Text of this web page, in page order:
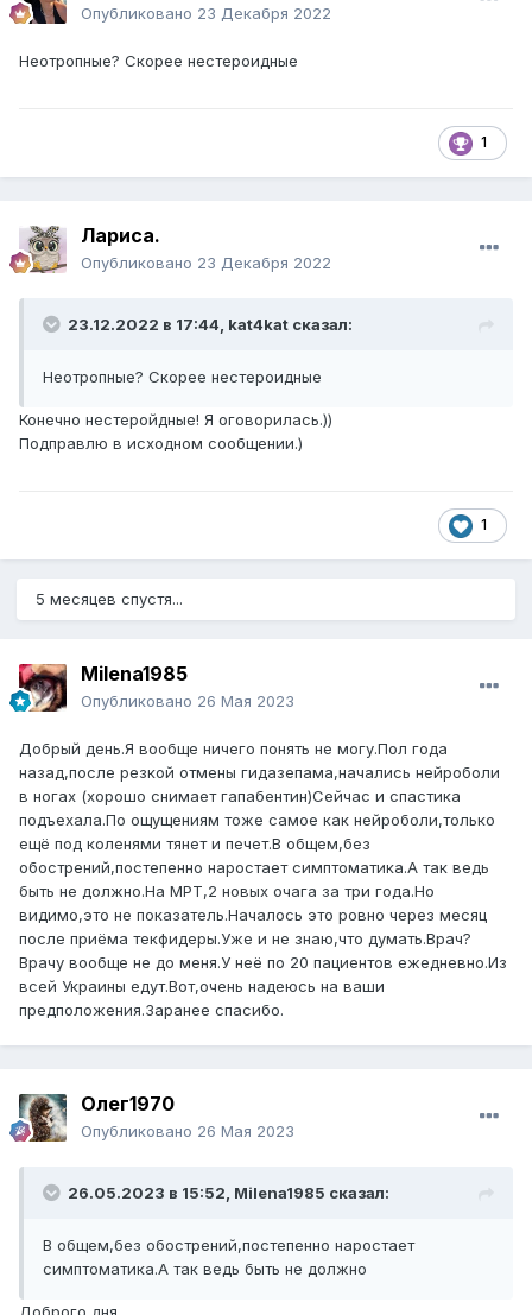
Опубликовано 23 Декабря 2022
Неотропные? Скорее нестероидные
1
Лариса.
Опубликовано 23 Декабря 2022
23.12.2022 в 17:44, kat4kat сказал:
Неотропные? Скорее нестероидные
Конечно нестеройдные! Я оговорилась.))
Подправлю в исходном сообщении.)
1
5 месяцев спустя...
Milena1985
Опубликовано 26 Мая 2023
Добрый день.Я вообще ничего понять не могу.Пол года
назад,после резкой отмены гидазепама,начались нейроболи
в ногах (хорошо снимает гапабентин)Сейчас и спастика
подъехала.По ощущениям тоже самое как нейроболи,только
ещё под коленями тянет и печет.В общем,без
обострений,постепенно наростает симптоматика.А так ведь
быть не должно.На МРТ,2 новых очага за три года.Но
видимо,это не показатель.Началось это ровно через месяц
после приёма текфидеры.Уже и не знаю,что думать.Врач?
Врачу вообще не до меня.У неё по 20 пациентов ежедневно.Из
всей Украины едут.Вот,очень надеюсь на ваши
предположения.Заранее спасибо.
Олег1970
Опубликовано 26 Мая 2023
26.05.2023 в 15:52, Milena1985 сказал:
В общем,без обострений,постепенно наростает
симптоматика.А так ведь быть не должно